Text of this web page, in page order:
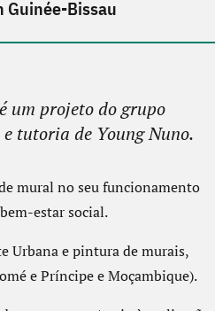
Bissau
um projeto do grupo
tutoria de Young Nuno.
mural no seu funcionamento
estar social.
Urbana e pintura de murais,
e Príncipe e Moçambique).